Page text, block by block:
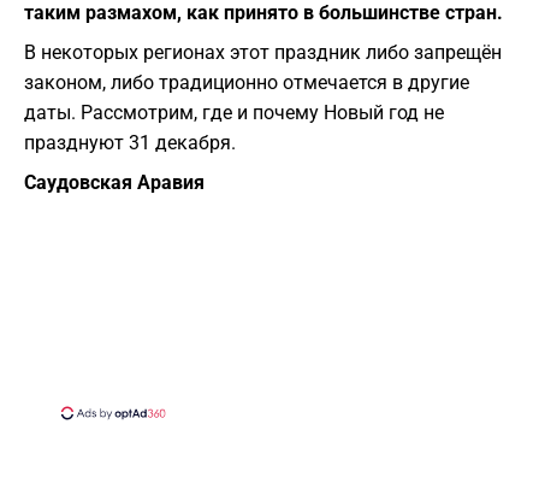
таким размахом, как принято в большинстве стран.
В некоторых регионах этот праздник либо запрещён
законом, либо традиционно отмечается в другие
даты. Рассмотрим, где и почему Новый год не
празднуют 31 декабря.
Саудовская Аравия